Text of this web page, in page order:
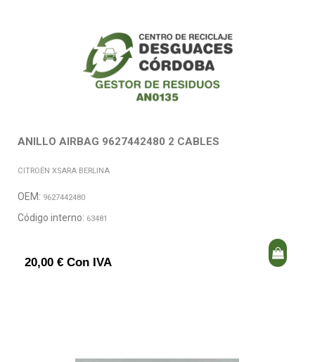
ANILLO AIRBAG 9627442480 2 CABLES
CITROËN XSARA BERLINA
OEM: 9627442480
Código interno: 63481
20,00 € Con IVA